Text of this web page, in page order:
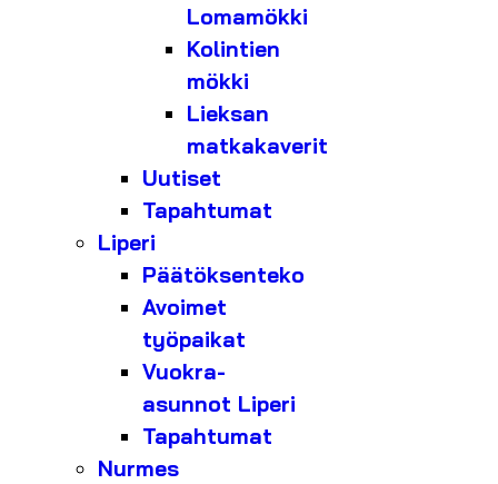
Lomamökki
Kolintien
mökki
Lieksan
matkakaverit
Uutiset
Tapahtumat
Liperi
Päätöksenteko
Avoimet
työpaikat
Vuokra-
asunnot Liperi
Tapahtumat
Nurmes